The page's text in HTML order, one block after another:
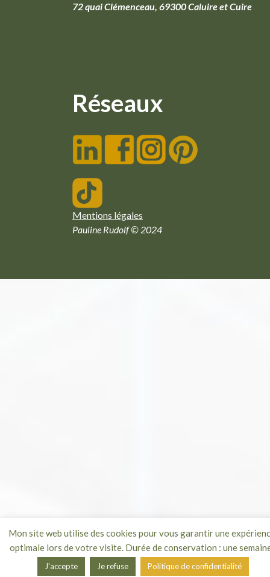
Mon site web utilise des cookies pour vous garantir une
optimale lors de votre visite. Durée de conservation : une
J'accepte Je refuse Politique de confidentialité
72 quai Clémenceau, 69300 Caluire et Cuire
Réseaux
Mentions légales
Pauline Rudolf © 2024